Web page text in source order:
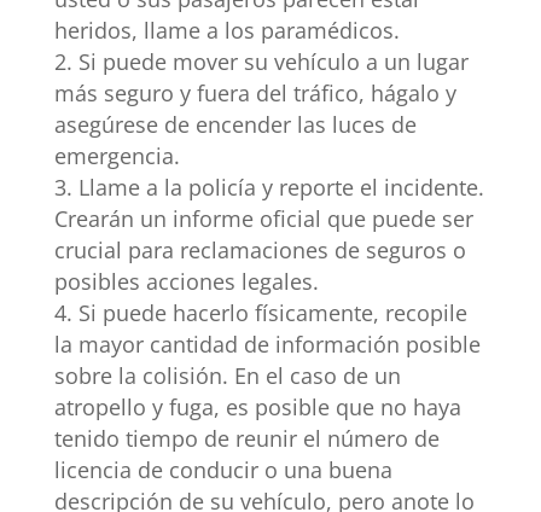
heridos, llame a los paramédicos.
Si puede mover su vehículo a un lugar
más seguro y fuera del tráfico, hágalo y
asegúrese de encender las luces de
emergencia.
Llame a la policía y reporte el incidente.
Crearán un informe oficial que puede ser
crucial para reclamaciones de seguros o
posibles acciones legales.
Si puede hacerlo físicamente, recopile
la mayor cantidad de información posible
sobre la colisión. En el caso de un
atropello y fuga, es posible que no haya
tenido tiempo de reunir el número de
licencia de conducir o una buena
descripción de su vehículo, pero anote lo